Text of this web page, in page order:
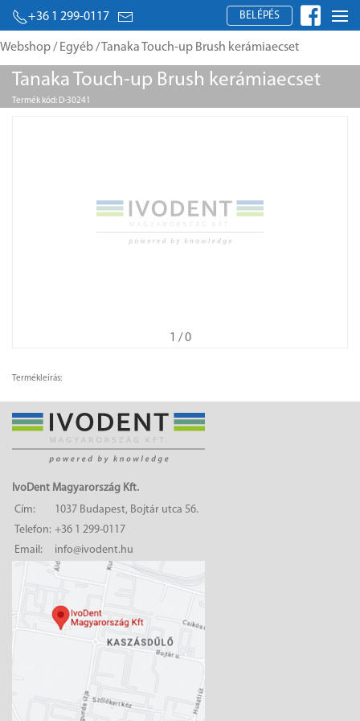
+36 1 299-0117 BELÉPÉS
Webshop/ Egyéb/ Tanaka Touch-up Brush kerámiaecset
Tanaka Touch-up Brush kerámiaecset
Termék kód: D-30241
1 / 0
Termékleírás:
IvoDent Magyarország Kft.
Cím:
1037 Budapest, Bojtár utca 56.
Telefon: +36 1 299-0117
Email:
info@ivodent.hu